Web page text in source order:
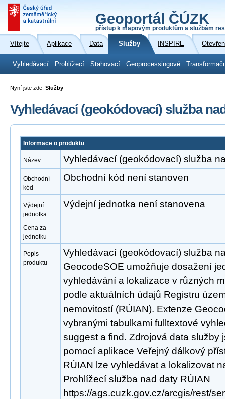
Geoportál ČÚZK
přístup k mapovým produktům a službám
Vítejte Aplikace Data Služby INSPIRE
Vyhledávací Prohlížecí Stahovací Geoprocessingové
Nyní jste zde: Služby
Vyhledávací (geokódovací) služba
Informace o produktu
Název Vyhledávací (geokódovací) služba
Obchodní
kód
Obchodní kód není stanoven
Výdejní
jednotka
Výdejní jednotka není stanovena
Cena za
jednotku
Popis
produktu
Vyhledávací (geokódovací) služba
GeocodeSOE umožňuje dosažení
vyhledávání a lokalizace v různých
podle aktuálních údajů Registru
nemovitostí (RÚIAN). Extenze
vybranými tabulkami fulltextové
suggest a find. Zdrojová data služby
pomocí aplikace Veřejný dálkový
RÚIAN lze vyhledávat a lokalizovat
Prohlížecí služba nad daty RÚIAN
https://ags.cuzk.gov.cz/arcgis/rest/